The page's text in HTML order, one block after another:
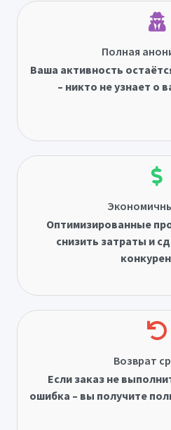
Полная
Ваша активность
– никто не узнает о
Оптимизированные
снизить затраты и
Возврат
Если заказ не
ошибка – вы получите